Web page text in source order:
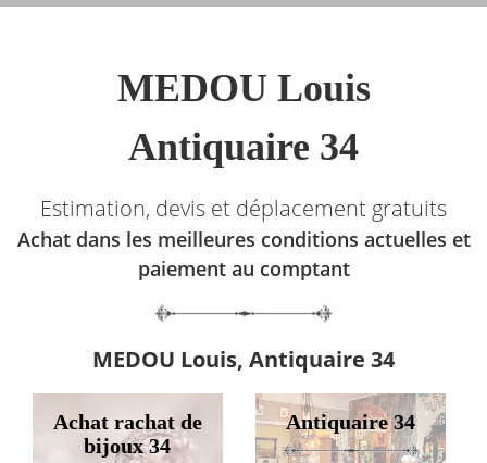
MEDOU Louis
Antiquaire 34
Estimation, devis et déplacement gratuits
Achat dans les meilleures conditions actuelles et
paiement au comptant
MEDOU Louis, Antiquaire 34
Achat rachat de
bijoux 34
Antiquaire 34